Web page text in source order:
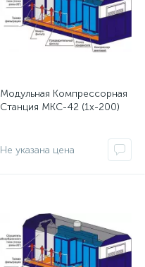
Модульная Компрессорная
Станция МКС-42 (1x-200)
Не указана цена